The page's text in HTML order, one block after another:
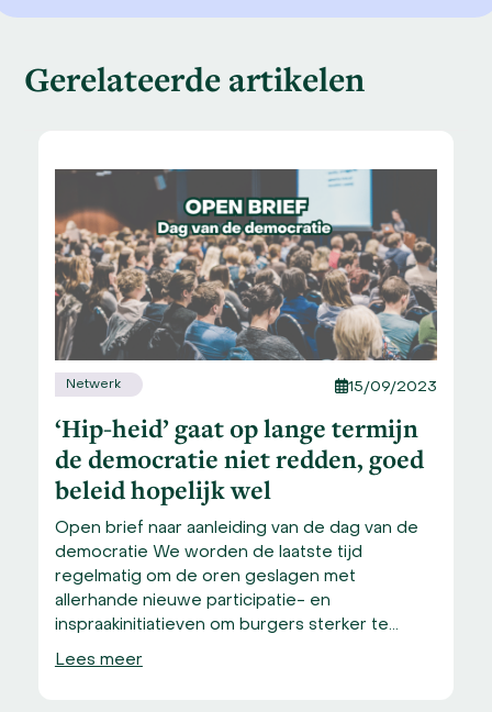
Gerelateerde artikelen
Netwerk 15/09/2023
‘Hip-heid’ gaat op lange termijn
de democratie niet redden, goed
beleid hopelijk wel
Open brief naar aanleiding van de dag van de
democratie We worden de laatste tijd
regelmatig om de oren geslagen met
allerhande nieuwe participatie- en
inspraakinitiatieven om burgers sterker te…
Lees meer